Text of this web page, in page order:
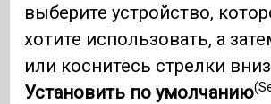
выберите устройство,
хотите использовать, а
или коснитесь стрелки
Установить по умолчанию